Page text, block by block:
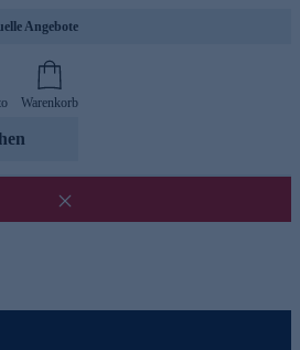
Angebote
Warenkorb